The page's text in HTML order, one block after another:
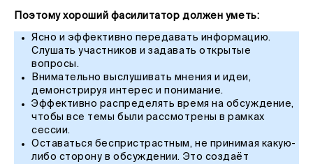
Поэтому хороший фасилитатор должен уметь:
Ясно и эффективно передавать информацию.
Слушать участников и задавать открытые
вопросы.
Внимательно выслушивать мнения и идеи,
демонстрируя интерес и понимание.
Эффективно распределять время на обсуждение,
чтобы все темы были рассмотрены в рамках
сессии.
Оставаться беспристрастным, не принимая какую-
либо сторону в обсуждении. Это создаёт